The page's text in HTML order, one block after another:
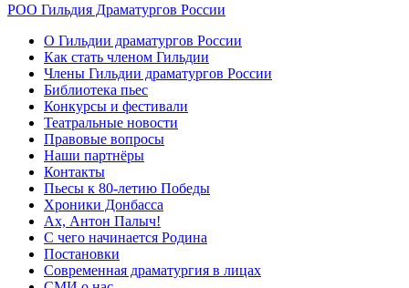
РОО Гильдия Драматургов России
О Гильдии драматургов России
Как стать членом Гильдии
Члены Гильдии драматургов России
Библиотека пьес
Конкурсы и фестивали
Театральные новости
Правовые вопросы
Наши партнёры
Контакты
Пьесы к 80-летию Победы
Хроники Донбасса
Ах, Антон Палыч!
С чего начинается Родина
Постановки
Современная драматургия в лицах